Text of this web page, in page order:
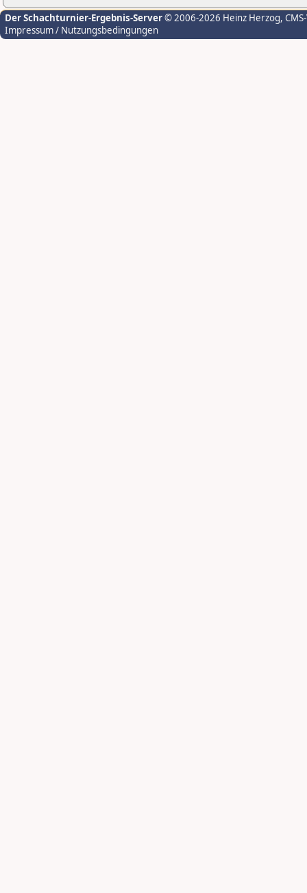
Der Schachturnier-Ergebnis-Server© 2006-2026 Heinz Herzog,
Impressum / Nutzungsbedingungen